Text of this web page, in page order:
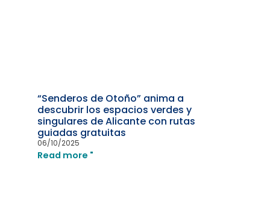
“Senderos de Otoño” anima a
descubrir los espacios verdes y
singulares de Alicante con rutas
guiadas gratuitas
06/10/2025
Read more "